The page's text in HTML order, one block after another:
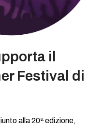
il
Festival di
alla 20ª edizione,